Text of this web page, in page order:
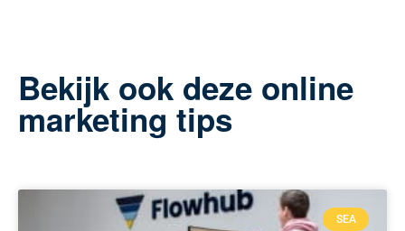
Bekijk ook deze online
marketing tips
SEA